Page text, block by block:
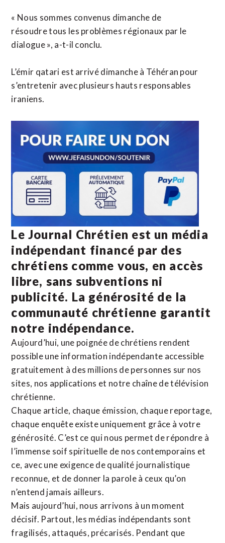
« Nous sommes convenus dimanche de
résoudre tous les problèmes régionaux par le
dialogue », a-t-il conclu.
L’émir qatari est arrivé dimanche à Téhéran pour
s’entretenir avec plusieurs hauts responsables
iraniens.
Le Journal Chrétien est un média
indépendant financé par des
chrétiens comme vous, en accès
libre, sans subventions ni
publicité. La générosité de la
communauté chrétienne garantit
notre indépendance.
Aujourd’hui, une poignée de chrétiens rendent
possible une information indépendante accessible
gratuitement à des millions de personnes sur nos
sites, nos applications et notre chaîne de télévision
chrétienne.
Chaque article, chaque émission, chaque reportage,
chaque enquête existe uniquement grâce à votre
générosité. C’est ce qui nous permet de répondre à
l’immense soif spirituelle de nos contemporains et
ce, avec une exigence de qualité journalistique
reconnue, et de donner la parole à ceux qu’on
n’entend jamais ailleurs.
Mais aujourd’hui, nous arrivons à un moment
décisif. Partout, les médias indépendants sont
fragilisés, attaqués, précarisés. Pendant que